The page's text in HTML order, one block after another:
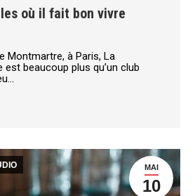
où il fait bon vivre
Montmartre, à Paris, La
est beaucoup plus qu’un club
MAI
10